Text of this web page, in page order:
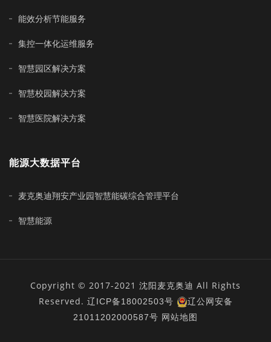
能效分析节能服务
集控一体化运维服务
智慧园区解决方案
智慧校园解决方案
智慧医院解决方案
能源大数据平台
麦克奥迪翔安产业园智慧能碳综合管理平台
智慧能源
Copyright © 2017-2021 沈阳麦克奥迪 All Rights
Reserved. 辽ICP备18002503号
辽公网安备
21011202000587号 网站地图